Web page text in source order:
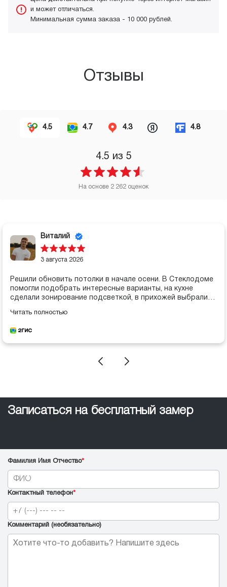
и может отличаться.
Минимальная сумма заказа - 10 000 рублей.
Отзывы
4.5 4.7 4.3 4.8
4.5 из 5
На основе 2 262 оценок
Виталий
3 августа 2026
Решили обновить потолки в начале осени. В Стеклодоме
помогли подобрать интересные варианты, на кухне
сделали зонирование подсветкой, в прихожей выбрали
чисто, все за несколько часов. Выглядит солидно и
Читать полностью
Записаться на бесплатный замер
Фамилия Имя Отчество*
Контактный телефон*
Комментарий (необязательно)